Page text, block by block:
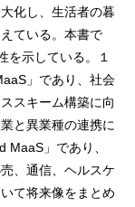
化し、生活者の暮
ている。本書で
を示している。１
」であり、社会
スキーム構築に向
と異業種の連携に
MaaS」であり、
、通信、ヘルスケ
て将来像をまとめ